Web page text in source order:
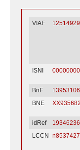
VIAF
ISNI
BnF
BNE
XX935682
idRef
LCCN